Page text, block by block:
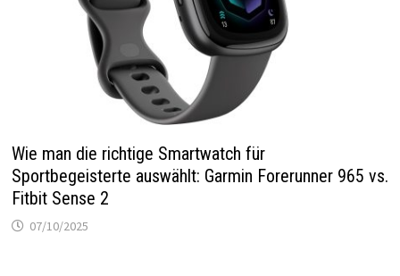
Wie man die richtige Smartwatch für
Sportbegeisterte auswählt: Garmin Forerunner 965 vs.
Fitbit Sense 2
07/10/2025